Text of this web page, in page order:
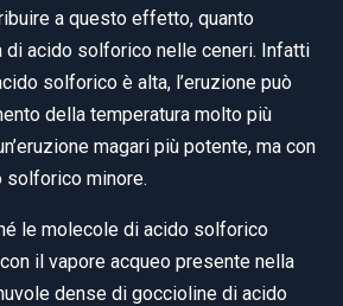
a questo effetto, quanto
acido solforico nelle ceneri. Infatti
solforico è alta, l’eruzione può
della temperatura molto più
magari più potente, ma con
solforico minore.
le molecole di acido solforico
il vapore acqueo presente nella
dense di goccioline di acido